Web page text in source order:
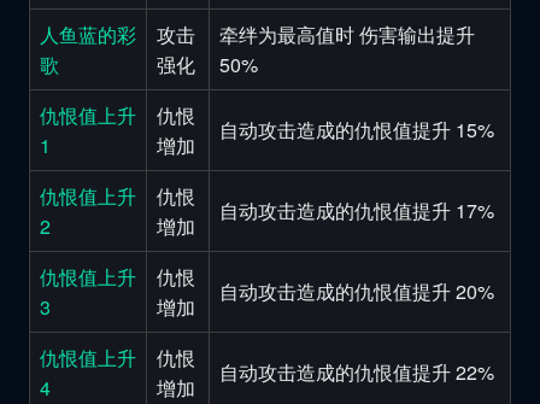
人鱼蓝的彩
歌
攻击
强化
牵绊为最高值时 伤害输出提升
50%
仇恨值上升
1
仇恨
增加
自动攻击造成的仇恨值提升 15%
仇恨值上升
2
仇恨
增加
自动攻击造成的仇恨值提升 17%
仇恨值上升
3
仇恨
增加
自动攻击造成的仇恨值提升 20%
仇恨值上升
4
仇恨
增加
自动攻击造成的仇恨值提升 22%